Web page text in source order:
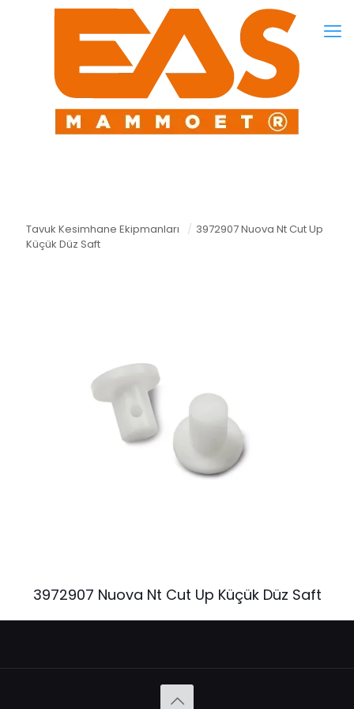
Tavuk Kesimhane Ekipmanları / 3972907 Nuova Nt Cut Up
Küçük Düz Saft
3972907 Nuova Nt Cut Up Küçük Düz Saft